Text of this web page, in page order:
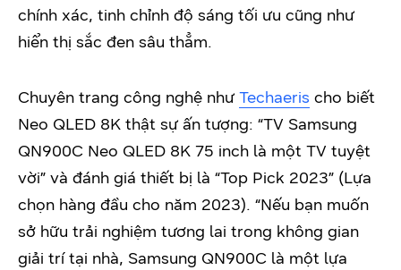
chính xác, tinh chỉnh độ sáng tối ưu cũng như
hiển thị sắc đen sâu thẳm.
Chuyên trang công nghệ như Techaeris cho biết
Neo QLED 8K thật sự ấn tượng: “TV Samsung
QN900C Neo QLED 8K 75 inch là một TV tuyệt
vời” và đánh giá thiết bị là “Top Pick 2023” (Lựa
chọn hàng đầu cho năm 2023). “Nếu bạn muốn
sở hữu trải nghiệm tương lai trong không gian
giải trí tại nhà, Samsung QN900C là một lựa